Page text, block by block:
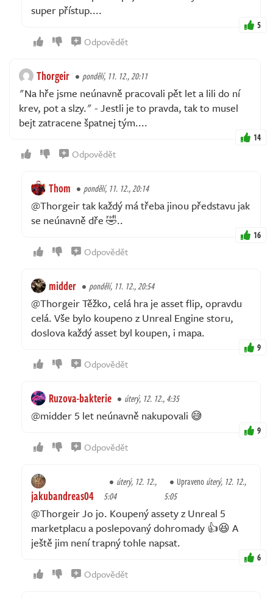
super přístup....
5
Odpovědět
Thorgeir pondělí, 11. 12., 20:11
"Na hře jsme neúnavně pracovali pět let a lili do ní
krev, pot a slzy." - Jestli je to pravda, tak to musel
bejt zatracene špatnej tým....
14
Odpovědět
Thom pondělí, 11. 12., 20:14
@Thorgeir tak každý má třeba jinou představu jak
se neúnavně dře 🤣..
16
Odpovědět
midder pondělí, 11. 12., 20:54
@Thorgeir Těžko, celá hra je asset flip, opravdu
celá. Vše bylo koupeno z Unreal Engine storu,
doslova každý asset byl koupen, i mapa.
9
Odpovědět
Ruzova-bakterie úterý, 12. 12., 4:35
@midder 5 let neúnavně nakupovali 😅
9
Odpovědět
jakubandreas04
úterý, 12. 12.,
5:04
Upravenoúterý, 12. 12.,
5:05
@Thorgeir Jo jo. Koupený assety z Unreal 5
marketplacu a poslepovaný dohromady 👍😆 A
ještě jim není trapný tohle napsat.
6
Odpovědět